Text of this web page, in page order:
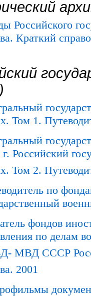
Российского
Краткий
Том 1.
г. Российский
Том 2.
по
фондов
по делам
МВД СССР
2001